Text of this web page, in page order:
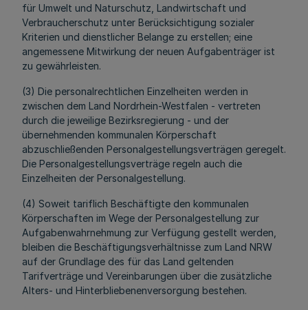
für Umwelt und Naturschutz, Landwirtschaft und
Verbraucherschutz unter Berücksichtigung sozialer
Kriterien und dienstlicher Belange zu erstellen; eine
angemessene Mitwirkung der neuen Aufgabenträger ist
zu gewährleisten.
(3) Die personalrechtlichen Einzelheiten werden in
zwischen dem Land Nordrhein-Westfalen - vertreten
durch die jeweilige Bezirksregierung - und der
übernehmenden kommunalen Körperschaft
abzuschließenden Personalgestellungsverträgen geregelt.
Die Personalgestellungsverträge regeln auch die
Einzelheiten der Personalgestellung.
(4) Soweit tariflich Beschäftigte den kommunalen
Körperschaften im Wege der Personalgestellung zur
Aufgabenwahrnehmung zur Verfügung gestellt werden,
bleiben die Beschäftigungsverhältnisse zum Land NRW
auf der Grundlage des für das Land geltenden
Tarifverträge und Vereinbarungen über die zusätzliche
Alters- und Hinterbliebenenversorgung bestehen.